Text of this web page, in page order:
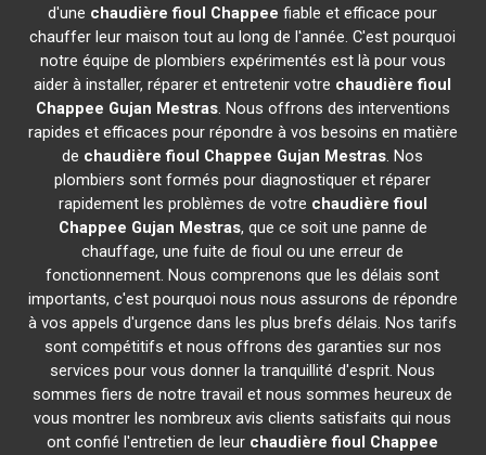
d'une chaudière fioul Chappee fiable et efficace pour
chauffer leur maison tout au long de l'année. C'est pourquoi
notre équipe de plombiers expérimentés est là pour vous
aider à installer, réparer et entretenir votre chaudière fioul
Chappee Gujan Mestras. Nous offrons des interventions
rapides et efficaces pour répondre à vos besoins en matière
de chaudière fioul Chappee Gujan Mestras. Nos
plombiers sont formés pour diagnostiquer et réparer
rapidement les problèmes de votre chaudière fioul
Chappee Gujan Mestras, que ce soit une panne de
chauffage, une fuite de fioul ou une erreur de
fonctionnement. Nous comprenons que les délais sont
importants, c'est pourquoi nous nous assurons de répondre
à vos appels d'urgence dans les plus brefs délais. Nos tarifs
sont compétitifs et nous offrons des garanties sur nos
services pour vous donner la tranquillité d'esprit. Nous
sommes fiers de notre travail et nous sommes heureux de
vous montrer les nombreux avis clients satisfaits qui nous
ont confié l'entretien de leur chaudière fioul Chappee